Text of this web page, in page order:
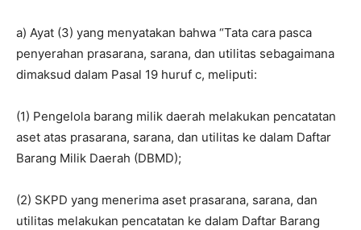
a) Ayat (3) yang menyatakan bahwa “Tata cara pasca
penyerahan prasarana, sarana, dan utilitas sebagaimana
dimaksud dalam Pasal 19 huruf c, meliputi:
(1) Pengelola barang milik daerah melakukan pencatatan
aset atas prasarana, sarana, dan utilitas ke dalam Daftar
Barang Milik Daerah (DBMD);
(2) SKPD yang menerima aset prasarana, sarana, dan
utilitas melakukan pencatatan ke dalam Daftar Barang